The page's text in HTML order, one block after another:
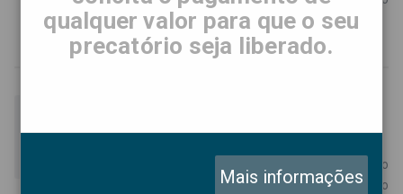
de 2017.
access_time 8 de dezembro de 2017
Confira a Edição nº 487 do Painel do
Servidor, enviado no dia 08 de dezembro
qualquer valor para que o seu
precatório seja liberado.
Mais informações